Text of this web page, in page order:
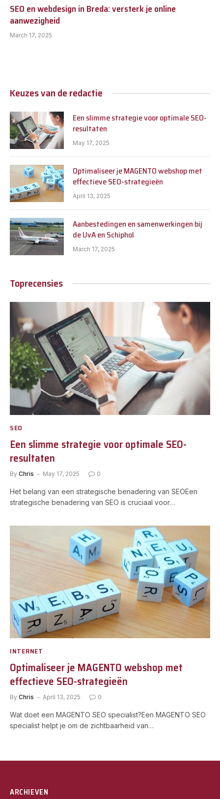
SEO en webdesign in Breda: versterk je online
aanwezigheid
March 17, 2025
Keuzes van de redactie
Een slimme strategie voor optimale SEO-
resultaten
May 17, 2025
Optimaliseer je MAGENTO webshop met
effectieve SEO-strategieën
April 13, 2025
Aanbestedingen en samenwerkingen bij
de UvA en Schiphol
March 17, 2025
Toprecensies
SEO
Een slimme strategie voor optimale SEO-
resultaten
By Chris May 17, 2025 0
Het belang van een strategische benadering van SEOEen
strategische benadering van SEO is cruciaal voor…
INTERNET
Optimaliseer je MAGENTO webshop met
effectieve SEO-strategieën
By Chris April 13, 2025 0
Wat doet een MAGENTO SEO specialist?Een MAGENTO SEO
specialist helpt je om de zichtbaarheid van…
ARCHIEVEN